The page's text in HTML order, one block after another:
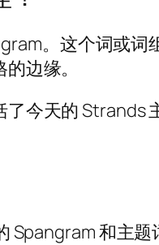
。这个词或
边缘。
今天的 Strands
和主题